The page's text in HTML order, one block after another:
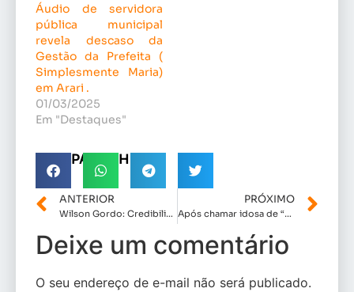
Áudio de servidora
pública municipal
revela descaso da
Gestão da Prefeita (
Simplesmente Maria)
em Arari .
01/03/2025
Em "Destaques"
COMPARTILHE!
ANTERIOR
Wilson Gordo: Credibilidade e Foco no Social a favor de São Luís.
PRÓXIMO
Após chamar idosa de “Cachorra” Simplesmente Maria vai pedir votos para a filha da senhora e é escorraçada em Ararí
Deixe um comentário
O seu endereço de e-mail não será publicado.